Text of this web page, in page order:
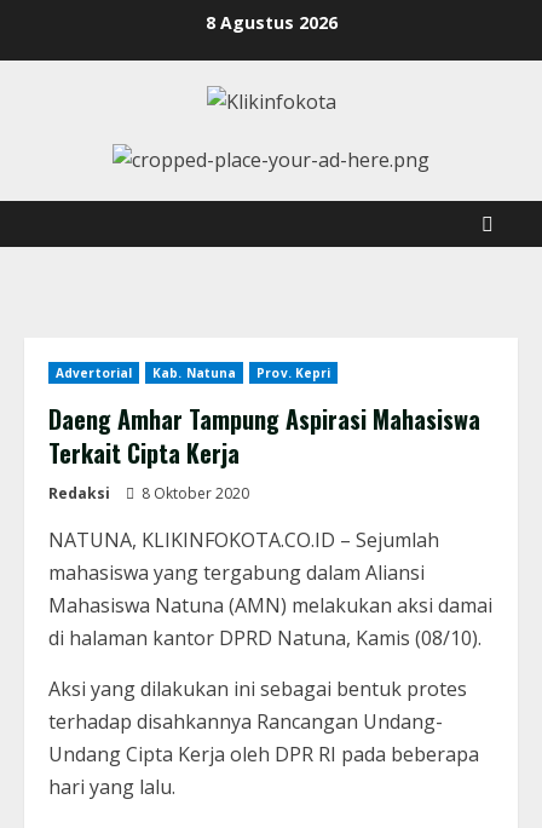
8 Agustus 2026
Advertorial Kab. Natuna Prov. Kepri
Daeng Amhar Tampung Aspirasi Mahasiswa
Terkait Cipta Kerja
Redaksi 8 Oktober 2020
NATUNA, KLIKINFOKOTA.CO.ID – Sejumlah
mahasiswa yang tergabung dalam Aliansi
Mahasiswa Natuna (AMN) melakukan aksi damai
di halaman kantor DPRD Natuna, Kamis (08/10).
Aksi yang dilakukan ini sebagai bentuk protes
terhadap disahkannya Rancangan Undang-
Undang Cipta Kerja oleh DPR RI pada beberapa
hari yang lalu.